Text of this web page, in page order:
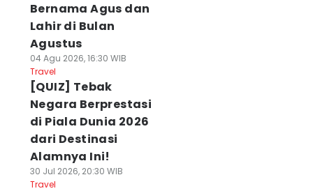
Bernama Agus dan
Lahir di Bulan
Agustus
04 Agu 2026, 16:30 WIB
Travel
[QUIZ] Tebak
Negara Berprestasi
di Piala Dunia 2026
dari Destinasi
Alamnya Ini!
30 Jul 2026, 20:30 WIB
Travel